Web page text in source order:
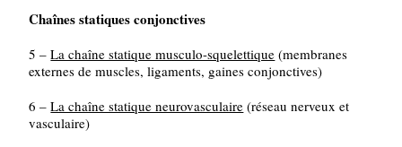
Chaînes statiques conjonctives
5 –La chaîne statique musculo-squelettique (membranes
externes de muscles, ligaments, gaines conjonctives)
6 –La chaîne statique neurovasculaire (réseau nerveux et
vasculaire)